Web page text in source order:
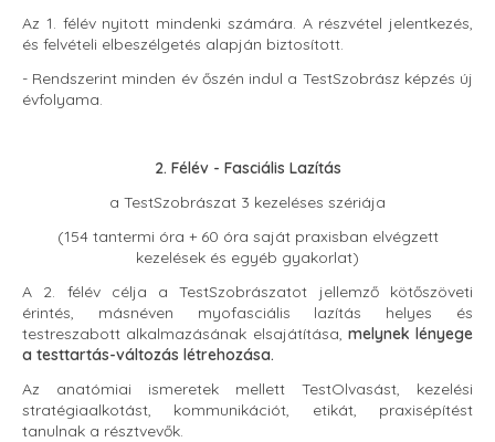
Az 1. félév nyitott mindenki számára. A részvétel jelentkezés,
és felvételi elbeszélgetés alapján biztosított.
- Rendszerint minden év őszén indul a TestSzobrász képzés új
évfolyama.
2. Félév - Fasciális Lazítás
a TestSzobrászat 3 kezeléses szériája
(154 tantermi óra + 60 óra saját praxisban elvégzett
kezelések és egyéb gyakorlat)
A 2. félév célja a TestSzobrászatot jellemző kötőszöveti
érintés, másnéven myofasciális lazítás helyes és
testreszabott alkalmazásának elsajátítása, melynek lényege
a testtartás-változás létrehozása.
Az anatómiai ismeretek mellett TestOlvasást, kezelési
stratégiaalkotást, kommunikációt, etikát, praxisépítést
tanulnak a résztvevők.